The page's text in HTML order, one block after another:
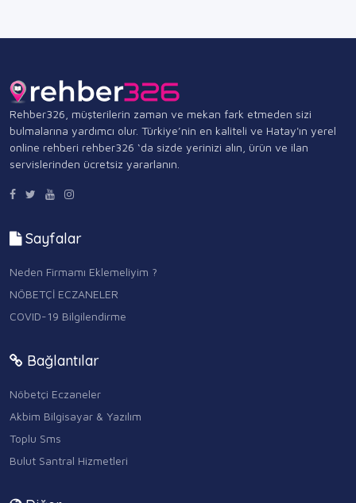
Rehber326, müşterilerin zaman ve mekan fark etmeden sizi
bulmalarına yardımcı olur. Türkiye’nin en kaliteli ve Hatay'ın yerel
online rehberi rehber326 ‘da sizde yerinizi alın, ürün ve ilan
servislerinden ücretsiz yararlanın.
Sayfalar
Neden Firmamı Eklemeliyim ?
NÖBETÇİ ECZANELER
COVID-19 Bilgilendirme
Bağlantılar
Nöbetçi Eczaneler
Akbim Bilgisayar & Yazılım
Toplu Sms
Bulut Santral Hizmetleri